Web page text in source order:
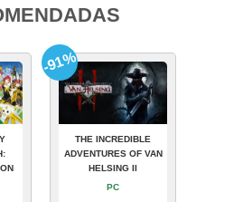
THE INCREDIBLE
ADVENTURES OF VAN
HELSING II
PC
-91%